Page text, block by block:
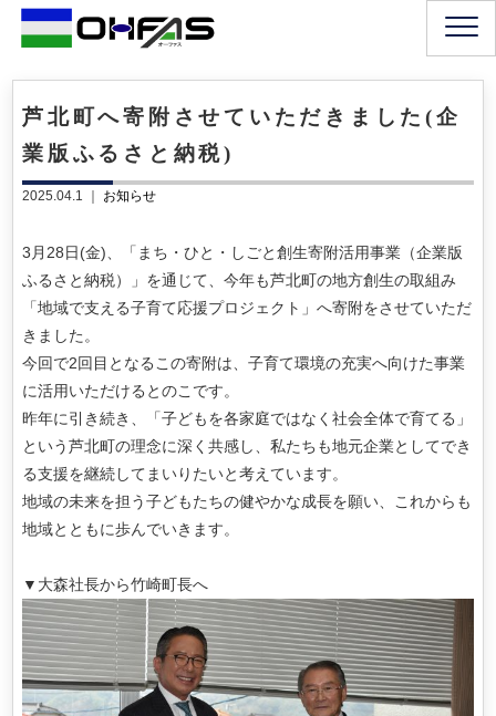
芦北町へ寄附させていただきました(企
業版ふるさと納税)
2025.04.1 ｜ お知らせ
3月28日(金)、「まち・ひと・しごと創生寄附活用事業（企業版
ふるさと納税）」を通じて、今年も芦北町の地方創生の取組み
「地域で支える子育て応援プロジェクト」へ寄附をさせていただ
きました。
今回で2回目となるこの寄附は、子育て環境の充実へ向けた事業
に活用いただけるとのこです。
昨年に引き続き、「子どもを各家庭ではなく社会全体で育てる」
という芦北町の理念に深く共感し、私たちも地元企業としてでき
る支援を継続してまいりたいと考えています。
地域の未来を担う子どもたちの健やかな成長を願い、これからも
地域とともに歩んでいきます。
▼大森社長から竹崎町長へ